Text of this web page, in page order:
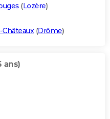
(Lozère)
(Drôme)
ans)